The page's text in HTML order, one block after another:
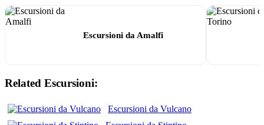
Escursioni da Amalfi
Related Escursioni:
Escursioni da Vulcano